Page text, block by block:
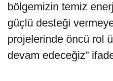
bölgemizin temiz
güçlü desteği
projelerinde öncü rol
devam edeceğiz”